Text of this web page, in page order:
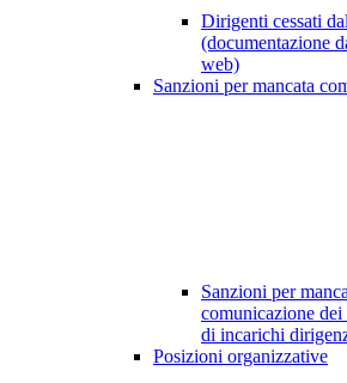
Dirigenti cessati
(documentazione
web)
Sanzioni per mancata
Sanzioni per
comunicazione
di incarichi
Posizioni organizzative